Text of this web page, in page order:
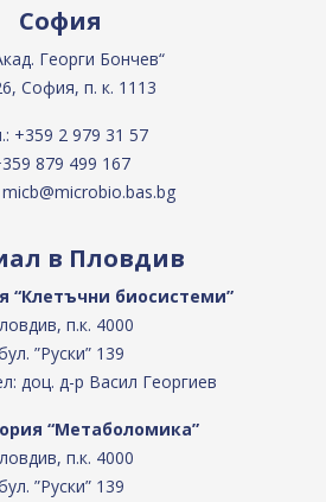
София
Георги Бончев“
София, п. к. 1113
+359 2 979 31 57
879 499 167
micb@microbio.bas.bg
в Пловдив
“Клетъчни биосистеми”
п.к. 4000
”Руски” 139
доц. д-р Васил Георгиев
“Метаболомика”
п.к. 4000
”Руски” 139